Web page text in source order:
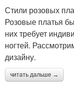
Стили розовых
Розовые платья
них требует
ногтей.
дизайну.
читать дальше →